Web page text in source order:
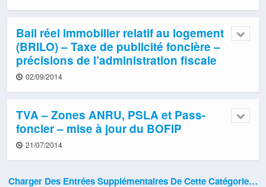
Bail réel immobilier relatif au logement
(BRILO) – Taxe de publicité foncière –
précisions de l’administration fiscale
02/09/2014
TVA – Zones ANRU, PSLA et Pass-
foncier – mise à jour du BOFIP
21/07/2014
Charger Des Entrées Supplémentaires De Cette Catégorie…